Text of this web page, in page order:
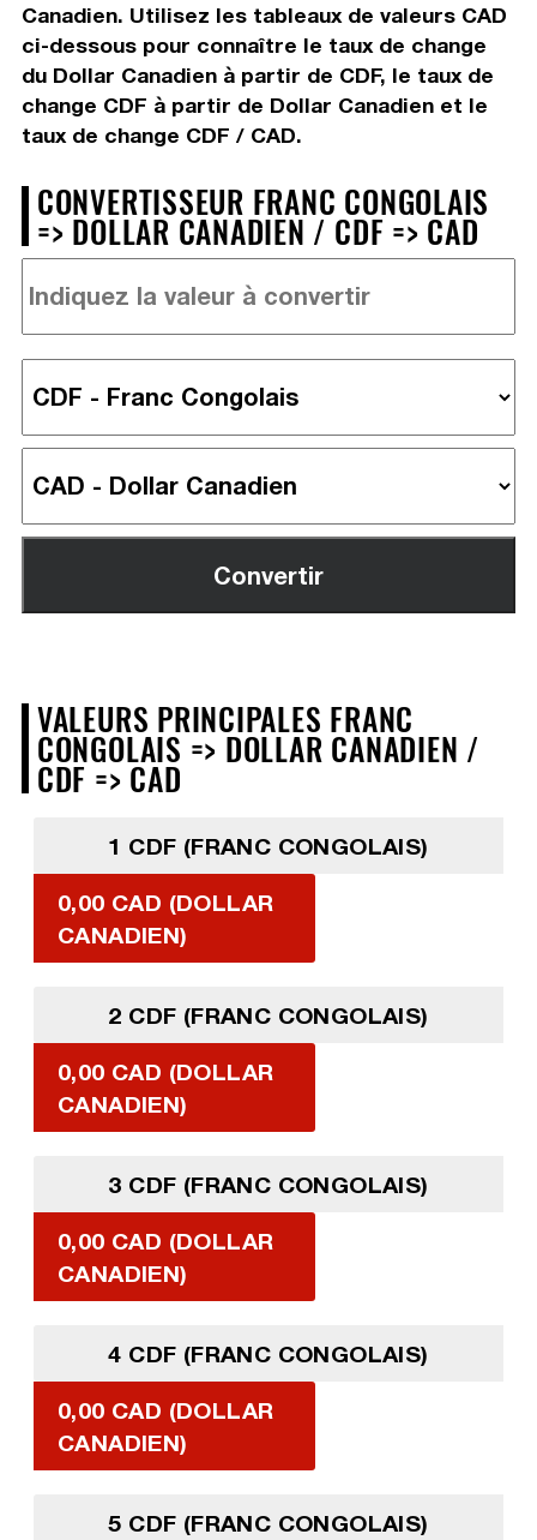
Canadien. Utilisez les tableaux de valeurs CAD
ci-dessous pour connaître le taux de change
du Dollar Canadien à partir de CDF, le taux de
change CDF à partir de Dollar Canadien et le
taux de change CDF / CAD.
CONVERTISSEUR FRANC CONGOLAIS
=> DOLLAR CANADIEN / CDF => CAD
VALEURS PRINCIPALES FRANC
CONGOLAIS => DOLLAR CANADIEN /
CDF => CAD
1 CDF (FRANC CONGOLAIS)
0,00 CAD (DOLLAR
CANADIEN)
2 CDF (FRANC CONGOLAIS)
0,00 CAD (DOLLAR
CANADIEN)
3 CDF (FRANC CONGOLAIS)
0,00 CAD (DOLLAR
CANADIEN)
4 CDF (FRANC CONGOLAIS)
0,00 CAD (DOLLAR
CANADIEN)
5 CDF (FRANC CONGOLAIS)